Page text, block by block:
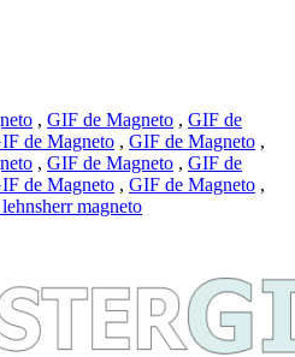
, GIF de Magneto , GIF de
de Magneto , GIF de Magneto ,
, GIF de Magneto , GIF de
de Magneto , GIF de Magneto ,
magneto